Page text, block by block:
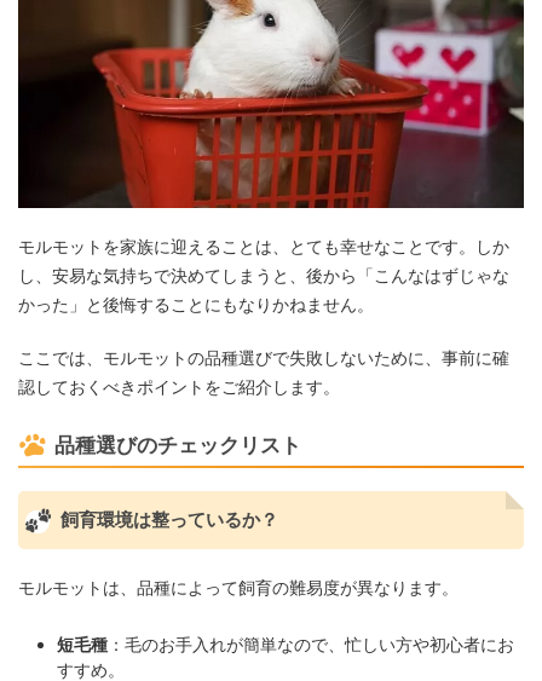
モルモットを家族に迎えることは、とても幸せなことです。しか
し、安易な気持ちで決めてしまうと、後から「こんなはずじゃな
かった」と後悔することにもなりかねません。
ここでは、モルモットの品種選びで失敗しないために、事前に確
認しておくべきポイントをご紹介します。
品種選びのチェックリスト
飼育環境は整っているか？
モルモットは、品種によって飼育の難易度が異なります。
短毛種 ：毛のお手入れが簡単なので、忙しい方や初心者にお
すすめ。